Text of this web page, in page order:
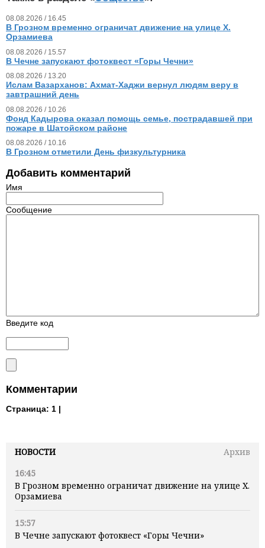
НОВОСТИ
Архив
16:45
В Грозном временно ограничат движение на улице Х.
Орзамиева
15:57
В Чечне запускают фотоквест «Горы Чечни»
08.08.2026 / 16.45
В Грозном временно ограничат движение на улице Х.
Орзамиева
08.08.2026 / 15.57
В Чечне запускают фотоквест «Горы Чечни»
08.08.2026 / 13.20
Ислам Вазарханов: Ахмат-Хаджи вернул людям веру в
завтрашний день
08.08.2026 / 10.26
Фонд Кадырова оказал помощь семье, пострадавшей при
пожаре в Шатойском районе
08.08.2026 / 10.16
В Грозном отметили День физкультурника
Добавить комментарий
Имя
Сообщение
Введите код
Комментарии
Страница: 1 |